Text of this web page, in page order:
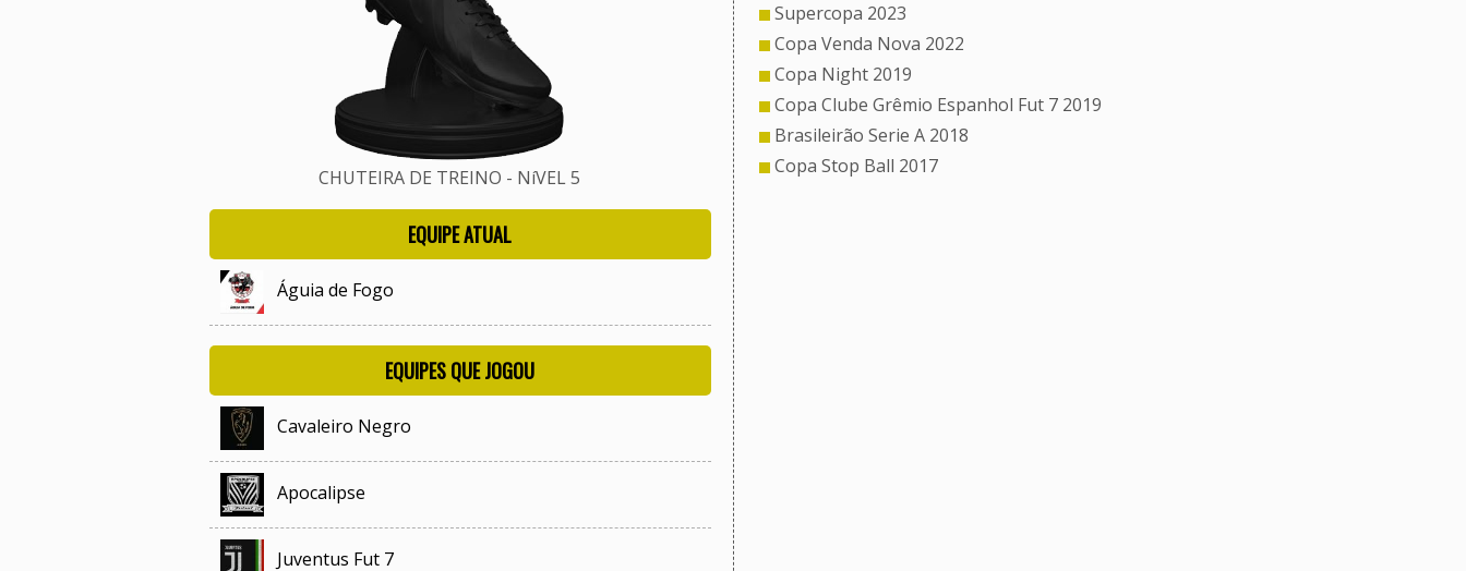
CHUTEIRA DE TREINO - NíVEL 5
EQUIPE ATUAL
Águia de Fogo
EQUIPES QUE JOGOU
Cavaleiro Negro
Apocalipse
Juventus Fut 7
Supercopa 2023
Copa Venda Nova 2022
Copa Night 2019
Copa Clube Grêmio Espanhol Fut 7 2019
Brasileirão Serie A 2018
Copa Stop Ball 2017